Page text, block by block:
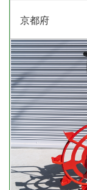
京都府